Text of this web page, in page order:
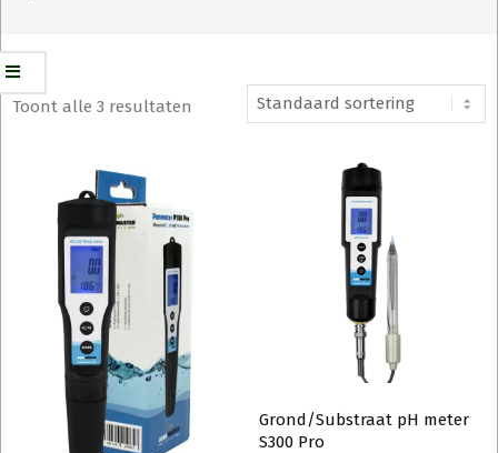
Toont alle 3 resultaten
Grond/Substraat pH meter
S300 Pro